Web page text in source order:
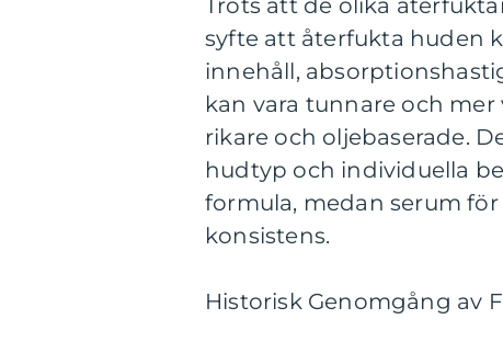
Trots att de olika
syfte att återfukta huden
innehåll,
kan vara tunnare och
rikare och oljebaserade.
hudtyp och individuella
formula, medan serum
konsistens.
Historisk Genomgång av